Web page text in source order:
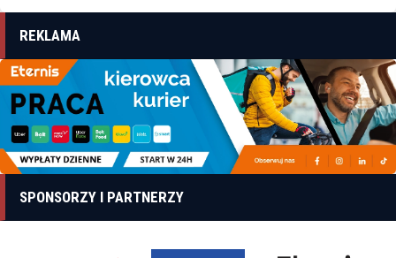
REKLAMA
SPONSORZY I PARTNERZY